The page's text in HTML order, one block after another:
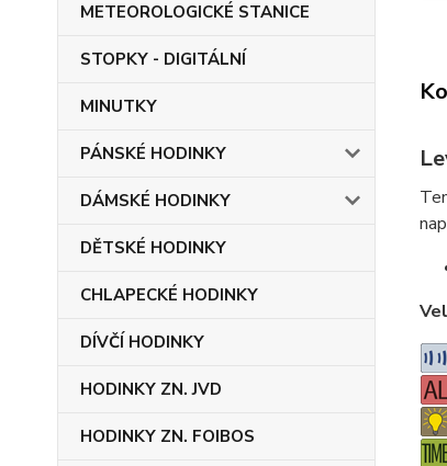
METEOROLOGICKÉ STANICE
STOPKY - DIGITÁLNÍ
MINUTKY
PÁNSKÉ HODINKY
DÁMSKÉ HODINKY
DĚTSKÉ HODINKY
CHLAPECKÉ HODINKY
DÍVČÍ HODINKY
HODINKY ZN. JVD
HODINKY ZN. FOIBOS